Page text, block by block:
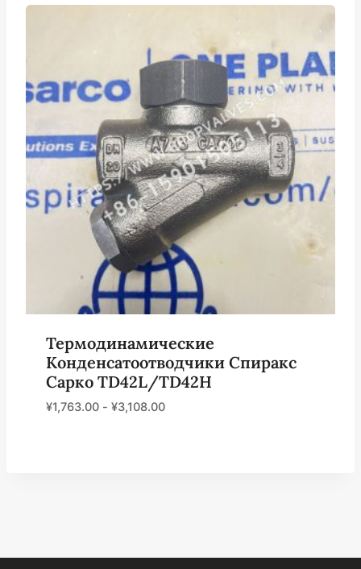
Термодинамические
Конденсатоотводчики Спиракс
Сарко TD42L/TD42H
¥1,763.00- ¥3,108.00